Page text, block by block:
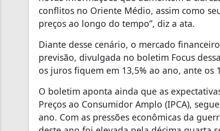
conflitos no Oriente Médio, assim como
preços ao longo do tempo”, diz a ata.
Diante desse cenário, o mercado
previsão, divulgada no boletim Focus
os juros fiquem em 13,5% ao ano, ante os
O boletim aponta ainda que as
Preços ao Consumidor Amplo (IPCA),
ano. Com as pressões econômicas da